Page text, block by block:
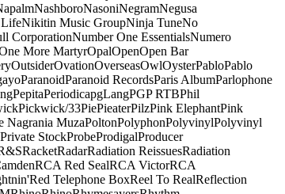
NashboroNasoniNegramNegusa
Nikitin Music GroupNinja TuneNo
CorporationNumber One EssentialsNumero
More MartyrOpalOpenOpen Bar
OutsiderOvationOverseasOwlOysterPabloPablo
ParanoidParanoid RecordsParis AlbumParlophone
PepitaPeriodicapgLangPGP RTBPhil
Pickwick/33PiePieaterPilzPink ElephantPink
Nagrania MuzaPoltonPolyphonPolyvinylPolyvinyl
Private StockProbeProdigalProducer
RacketRadarRadiation ReissuesRadiation
RCA Red SealRCA VictorRCA
Red Telephone BoxReel To RealReflection